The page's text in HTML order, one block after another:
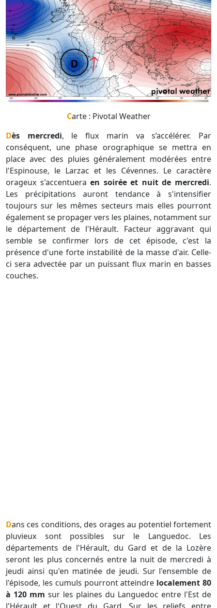
Carte : Pivotal Weather
Dès mercredi, le flux marin va s’accélérer. Par
conséquent, une phase orographique se mettra en
place avec des pluies généralement modérées entre
l'Espinouse, le Larzac et les Cévennes. Le caractère
orageux s'accentueraen soirée et nuit de mercredi.
Les précipitations auront tendance à s'intensifier
toujours sur les mêmes secteurs mais elles pourront
également se propager vers les plaines, notamment sur
le département de l'Hérault. Facteur aggravant qui
semble se confirmer lors de cet épisode, c'est la
présence d'une forte instabilité de la masse d'air. Celle-
ci sera advectée par un puissant flux marin en basses
couches.
Dans ces conditions, des orages au potentiel fortement
pluvieux sont possibles sur le Languedoc. Les
départements de l'Hérault, du Gard et de la Lozère
seront les plus concernés entre la nuit de mercredi à
jeudi ainsi qu'en matinée de jeudi. Sur l'ensemble de
l'épisode, les cumuls pourront atteindre localement 80
à 120 mm sur les plaines du Languedoc entre l'Est de